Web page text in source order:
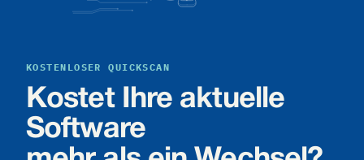
KOSTENLOSER QUICKSCAN
Kostet Ihre aktuelle
Software